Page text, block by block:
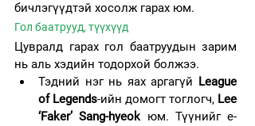
бичлэгүүдтэй хосолж гарах юм.
Гол баатрууд, түүхүүд
Цувралд гарах гол баатруудын зарим
нь аль хэдийн тодорхой болжээ.
Тэдний нэг нь яах аргагүй
League
of Legends-ийн домогт тоглогч, Lee
‘Faker’ Sang-hyeok юм. Түүнийг e-